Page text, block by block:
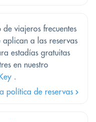
viajeros frecuentes
a las reservas
estadías gratuitas
en nuestro
.
política de reservas